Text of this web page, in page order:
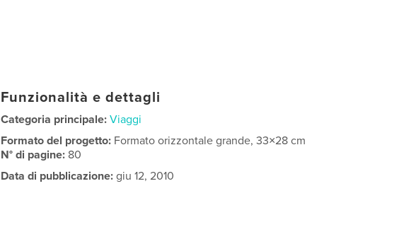
Funzionalità e dettagli
Categoria principale: Viaggi
Formato del progetto: Formato orizzontale grande, 33×28 cm
N° di pagine: 80
Data di pubblicazione: giu 12, 2010